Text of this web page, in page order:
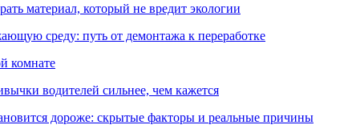
материал, который не вредит экологии
среду: путь от демонтажа к переработке
комнате
водителей сильнее, чем кажется
дороже: скрытые факторы и реальные причины